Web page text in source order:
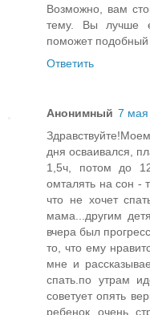
Возможно, вам
тему. Вы лучше
поможет подобный
Ответить
Анонимный 7 мая
дня осваивался,
1,5ч, потом до
омталять на сон -
что не хочет
мама...другим
вчера был
то, что ему
мне и
спать.по утрам
советует опять
ребенок очень